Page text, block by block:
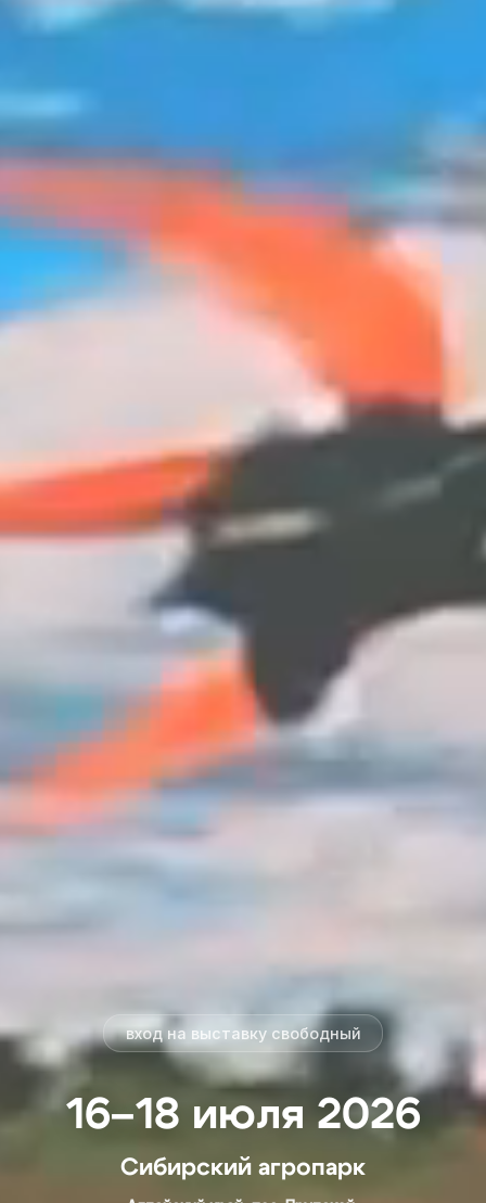
вход на выставку свободный
16–18 июля 2026
Сибирский агропарк